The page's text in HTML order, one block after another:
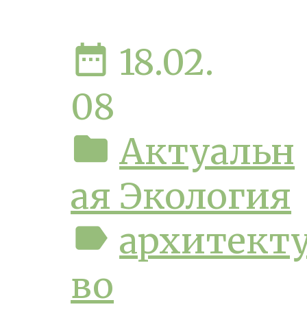
date_range 18.02.
08
folder Актуальн
ая Экология
label
во